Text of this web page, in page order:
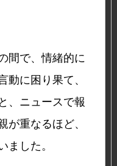
間で、情緒的に
に困り果て、
、ニュースで報
重なるほど、
した。